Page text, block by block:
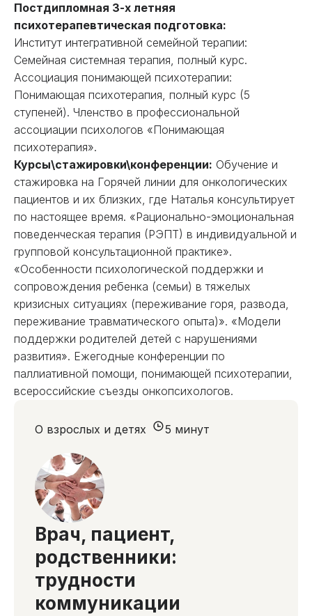
Постдипломная 3-х летняя
психотерапевтическая подготовка:
Институт интегративной семейной терапии:
Семейная системная терапия, полный курс.
Ассоциация понимающей психотерапии:
Понимающая психотерапия, полный курс (5
ступеней). Членство в профессиональной
ассоциации психологов «Понимающая
психотерапия».
Курсы\стажировки\конференции: Обучение и
стажировка на Горячей линии для онкологических
пациентов и их близких, где Наталья консультирует
по настоящее время. «Рационально-эмоциональная
поведенческая терапия (РЭПТ) в индивидуальной и
групповой консультационной практике».
«Особенности психологической поддержки и
сопровождения ребенка (семьи) в тяжелых
кризисных ситуациях (переживание горя, развода,
переживание травматического опыта)». «Модели
поддержки родителей детей с нарушениями
развития». Ежегодные конференции по
паллиативной помощи, понимающей психотерапии,
всероссийские съезды онкопсихологов.
Врач, пациент,
родственники:
трудности
коммуникации
О взрослых и детях 5 минут